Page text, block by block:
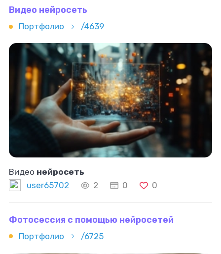
Видео нейросеть
Портфолио /4639
Видео нейросеть
user65702
2 0 0
Фотосессия с помощью нейросетей
Портфолио /6725